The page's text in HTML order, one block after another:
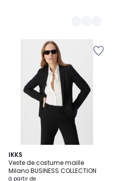
IKKS
Veste de costume maille
Milano BUSINESS COLLECTION
à partir de
2
Couleurs